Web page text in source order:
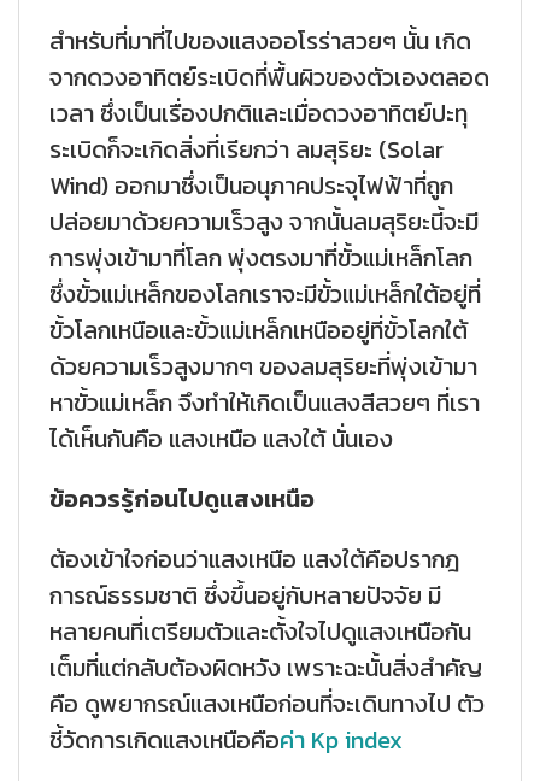
สำหรับที่มาที่ไปของแสงออโรร่าสวยๆ นั้น เกิด
จากดวงอาทิตย์ระเบิดที่พื้นผิวของตัวเองตลอด
เวลา ซึ่งเป็นเรื่องปกติและเมื่อดวงอาทิตย์ปะทุ
ระเบิดก็จะเกิดสิ่งที่เรียกว่า ลมสุริยะ (Solar
Wind) ออกมาซึ่งเป็นอนุภาคประจุไฟฟ้าที่ถูก
ปล่อยมาด้วยความเร็วสูง จากนั้นลมสุริยะนี้จะมี
การพุ่งเข้ามาที่โลก พุ่งตรงมาที่ขั้วแม่เหล็กโลก
ซึ่งขั้วแม่เหล็กของโลกเราจะมีขั้วแม่เหล็กใต้อยู่ที่
ขั้วโลกเหนือและขั้วแม่เหล็กเหนืออยู่ที่ขั้วโลกใต้
ด้วยความเร็วสูงมากๆ ของลมสุริยะที่พุ่งเข้ามา
หาขั้วแม่เหล็ก จึงทำให้เกิดเป็นแสงสีสวยๆ ที่เรา
ได้เห็นกันคือ แสงเหนือ แสงใต้ นั่นเอง
ข้อควรรู้ก่อนไปดูแสงเหนือ
ต้องเข้าใจก่อนว่าแสงเหนือ แสงใต้คือปรากฎ
การณ์ธรรมชาติ ซึ่งขึ้นอยู่กับหลายปัจจัย มี
หลายคนที่เตรียมตัวและตั้งใจไปดูแสงเหนือกัน
เต็มที่แต่กลับต้องผิดหวัง เพราะฉะนั้นสิ่งสำคัญ
คือ ดูพยากรณ์แสงเหนือก่อนที่จะเดินทางไป ตัว
ชี้วัดการเกิดแสงเหนือคือค่า Kp index